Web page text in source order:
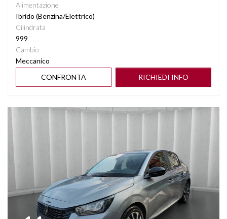
Alimentazione
Ibrido (Benzina/Elettrico)
Cilindrata
999
Cambio
Meccanico
CONFRONTA
RICHIEDI INFO
Vedi dettagli